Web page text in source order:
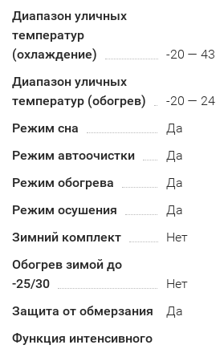
Диапазон уличных
температур
(охлаждение)
-20 — 43
Диапазон уличных
температур (обогрев)
-20 — 24
Режим сна
Да
Режим автоочистки
Да
Режим обогрева
Да
Режим осушения
Да
Зимний комплект
Нет
Обогрев зимой до
-25/30
Нет
Защита от обмерзания
Да
Функция интенсивного